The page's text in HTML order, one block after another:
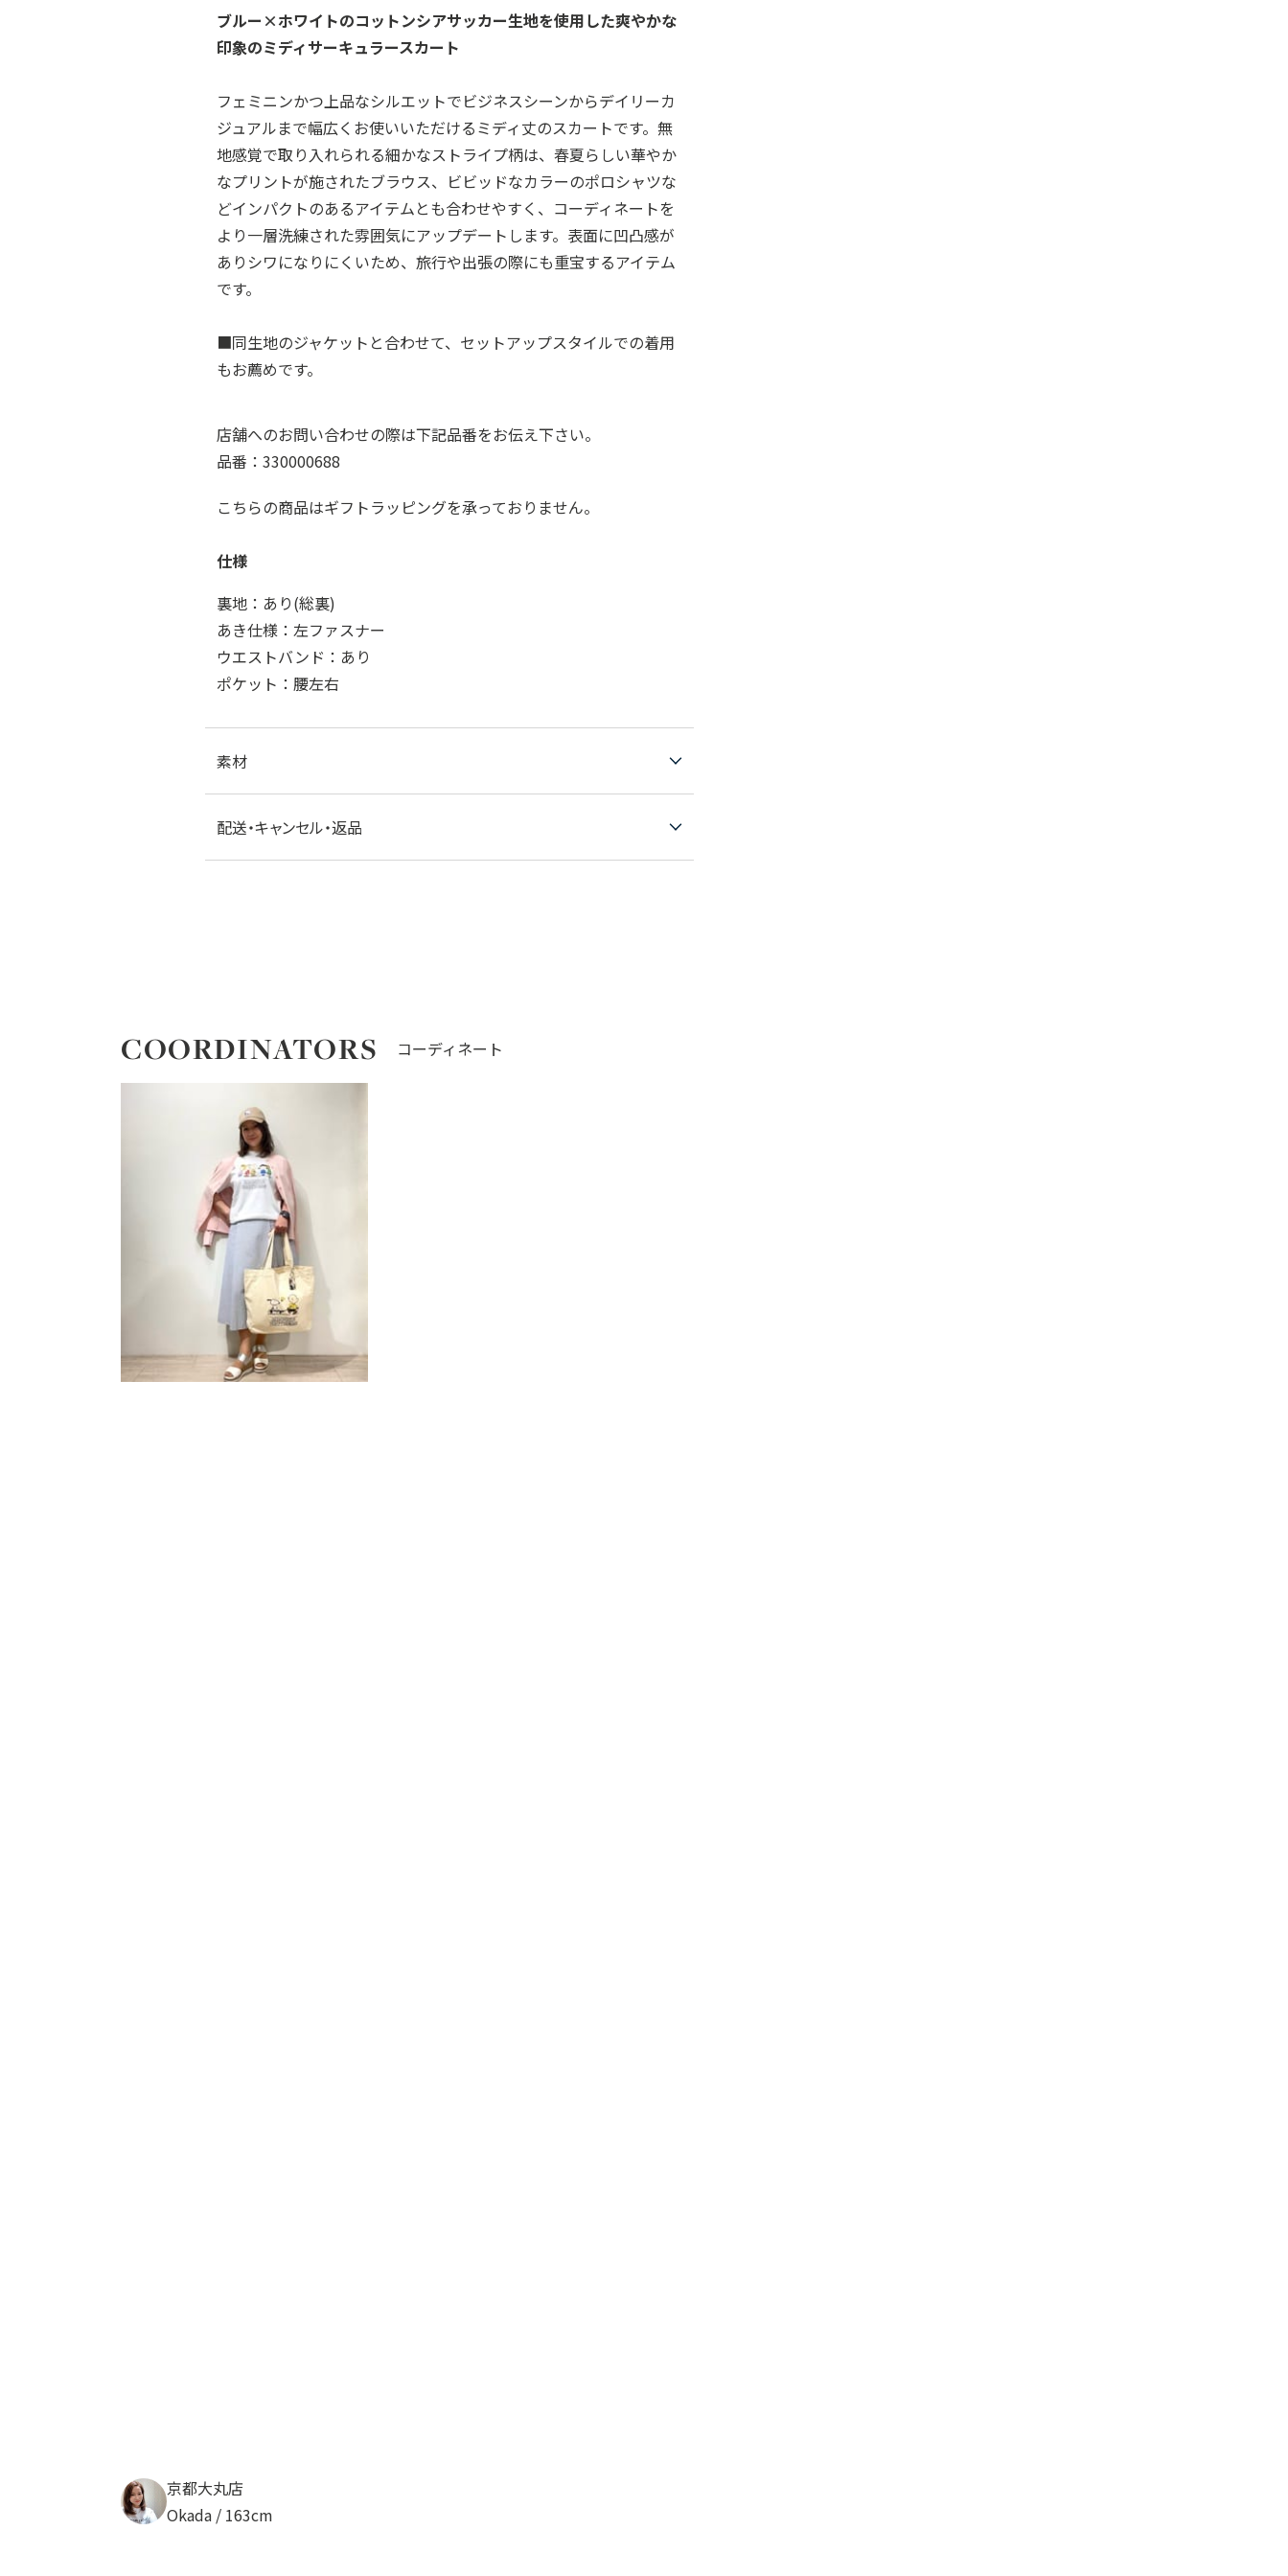
ブルー×ホワイトのコットンシアサッカー生地を使用した爽やかな
印象のミディサーキュラースカート
フェミニンかつ上品なシルエットでビジネスシーンからデイリーカ
ジュアルまで幅広くお使いいただけるミディ丈のスカートです。無
地感覚で取り入れられる細かなストライプ柄は、春夏らしい華やか
なプリントが施されたブラウス、ビビッドなカラーのポロシャツな
どインパクトのあるアイテムとも合わせやすく、コーディネートを
より一層洗練された雰囲気にアップデートします。表面に凹凸感が
ありシワになりにくいため、旅行や出張の際にも重宝するアイテム
です。
■同生地のジャケットと合わせて、セットアップスタイルでの着用
もお薦めです。
店舗へのお問い合わせの際は下記品番をお伝え下さい。
品番：330000688
こちらの商品はギフトラッピングを承っておりません。
仕様
裏地：あり(総裏)
あき仕様：左ファスナー
ウエストバンド：あり
ポケット：腰左右
素材
配送・キャンセル・返品
COORDINATORS コーディネート
京都大丸店
Okada / 163cm